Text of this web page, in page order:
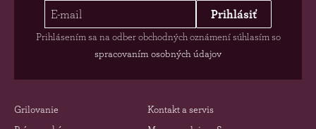
Prihlásiť
Prihlásením sa na odber obchodných oznámení súhlasím so
spracovaním osobných údajov
Grilovanie
Kontakt a servis